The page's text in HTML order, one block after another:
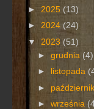
► 2025 (13)
► 2024 (24)
▼ 2023 (51)
►grudnia (4)
►
listopada
►
►września